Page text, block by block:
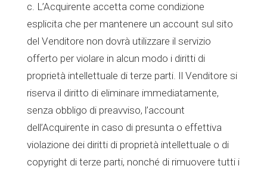
c. L’Acquirente accetta come condizione
esplicita che per mantenere un account sul sito
del Venditore non dovrà utilizzare il servizio
offerto per violare in alcun modo i diritti di
proprietà intellettuale di terze parti. Il Venditore si
riserva il diritto di eliminare immediatamente,
senza obbligo di preavviso, l’account
dell’Acquirente in caso di presunta o effettiva
violazione dei diritti di proprietà intellettuale o di
copyright di terze parti, nonché di rimuovere tutti i